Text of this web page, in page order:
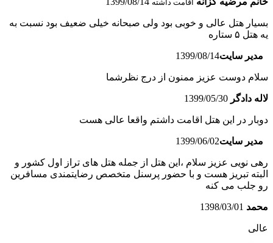
اقامت داشته
بسیار هتل عالی و خوبی بود ولی صبحانه خیلی ضعیف بود نسبت به
یه هتل ۵ ستاره
مدیر سایت1399/08/14
سلام دوست عزیز ممنون از درج نظرشما
لاله دادگر 1399/05/30
دوبار در این هتل اقامت داشتم واقعا عالی هست
مدیر سایت1399/06/02
رهی نویی عزیز سلام ،این هتل از جمله هتل های تراز اول کشور و
البته تبریز هست و با حضور پرسنل متخصص رضایتمندی مسافرین
رو جلب می کنه
محمد 1398/03/01
عالی